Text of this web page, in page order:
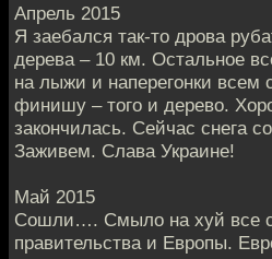
Апрель 2015
Я заебался так-то дрова
дерева – 10 км. Остальное
на лыжи и наперегонки всем
финишу – того и дерево.
закончилась. Сейчас снега
Заживем. Слава Украине!
Май 2015
Сошли…. Смыло на хуй все
правительства и Европы.